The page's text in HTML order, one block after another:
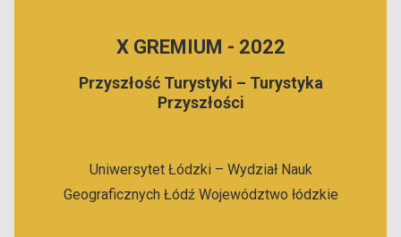
X GREMIUM - 2022
Przyszłość Turystyki – Turystyka
Przyszłości
Uniwersytet Łódzki – Wydział Nauk
Geograficznych Łódź Województwo łódzkie